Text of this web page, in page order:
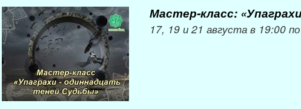
Мастер-класс:
17, 19 и 21 августа в 19:00